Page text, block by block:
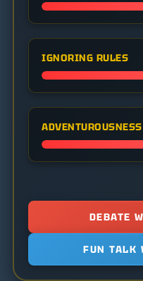
IGNORING RULES
ADVENTUROUSNESS
DEBATE
FUN TALK